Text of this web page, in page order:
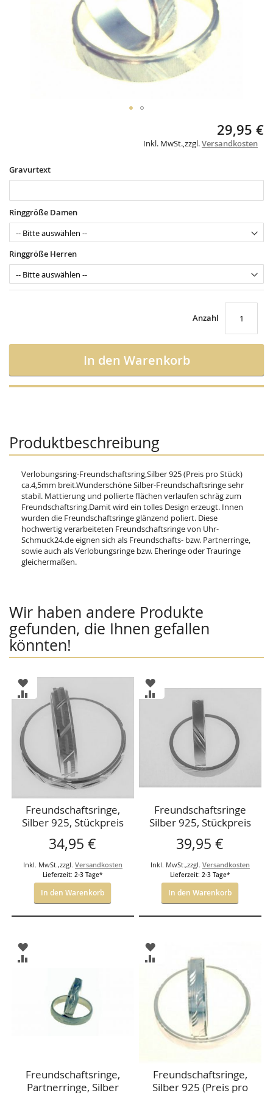
of
gallery
29,95 €
Inkl. MwSt.,zzgl.Versandkosten
Gravurtext
Ringgröße Damen
Ringgröße Herren
Anzahl
In den Warenkorb
Produktbeschreibung
Verlobungsring-Freundschaftsring,Silber 925 (Preis pro Stück)
ca.4,5mm breit.Wunderschöne Silber-Freundschaftsringe sehr
stabil. Mattierung und pollierte flächen verlaufen schräg zum
Freundschaftsring.Damit wird ein tolles Design erzeugt. Innen
wurden die Freundschaftsringe glänzend poliert. Diese
hochwertig verarbeiteten Freundschaftsringe von Uhr-
Schmuck24.de eignen sich als Freundschafts- bzw. Partnerringe,
sowie auch als Verlobungsringe bzw. Eheringe oder Trauringe
gleichermaßen.
Wir haben andere Produkte
gefunden, die Ihnen gefallen
könnten!
ZUR
WUNSCHLISTE
HINZUFÜGEN
ZUR
VERGLEICHSLISTE
HINZUFÜGEN
Freundschaftsringe,
Silber 925, Stückpreis
34,95 €
Inkl. MwSt. ,zzgl. Versandkosten
Lieferzeit: 2-3 Tage*
In den Warenkorb
ZUR
WUNSCHLISTE
HINZUFÜGEN
ZUR
VERGLEICHSLISTE
HINZUFÜGEN
Freundschaftsringe
Silber 925, Stückpreis
39,95 €
Inkl. MwSt. ,zzgl. Versandkosten
Lieferzeit: 2-3 Tage*
In den Warenkorb
ZUR
WUNSCHLISTE
ZUR
HINZUFÜGEN
Freundschaftsringe,
Partnerringe, Silber
ZUR
WUNSCHLISTE
HINZUFÜGEN
ZUR
VERGLEICHSLISTE
HINZUFÜGEN
Freundschaftsringe,
Silber 925 (Preis pro